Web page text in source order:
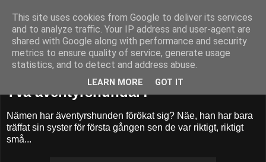
52adventures
Två äventyrshundar?
Nämen har äventyrshunden förökat sig? Näe, han har bara
träffat sin syster för första gången sen de var riktigt, riktigt
små...
This site uses cookies from Google to deliver its services
and to analyze traffic. Your IP address and user-agent are
shared with Google along with performance and security
metrics to ensure quality of service, generate usage
statistics, and to detect and address abuse.
LEARN MORE GOT IT